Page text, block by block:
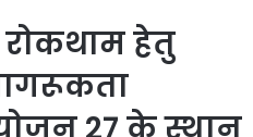
रोकथाम हेतु
27 के स्थान